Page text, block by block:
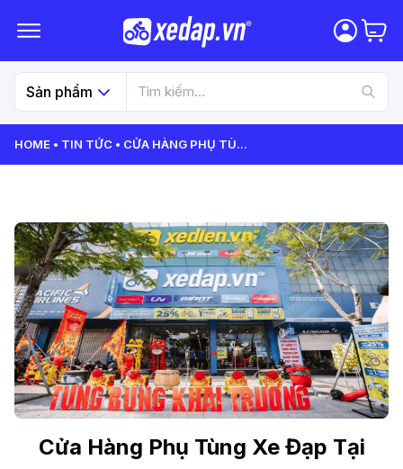
Sản phẩm
HOME TIN TỨC CỬA HÀNG PHỤ TÙ...
Cửa Hàng Phụ Tùng Xe Đạp Tại